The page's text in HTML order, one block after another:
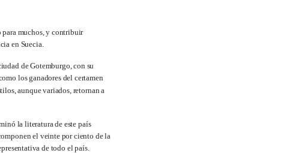
para muchos, y contribuir
en Suecia.
de Gotemburgo, con su
los ganadores del certamen
aunque variados, retornan a
la literatura de este país
el veinte por ciento de la
de todo el país.